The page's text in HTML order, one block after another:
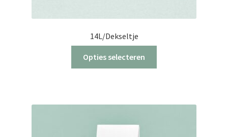
14L/Dekseltje
Opties selecteren
variaties.